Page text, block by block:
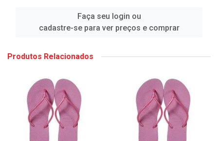
Faça seu login ou
cadastre-se para ver preços e comprar
Produtos Relacionados